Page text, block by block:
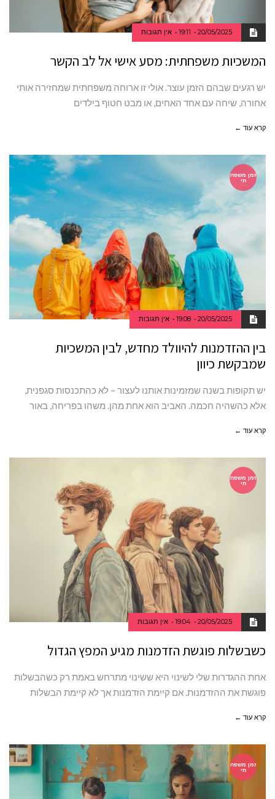
20/05/2025
19:11 אין תגובות
המשכיות משפחתית: מסע אישי אל לב הקשר
יש רגעים שבהם הזמן עוצר. אולי זו ארוחה משפחתית שמחזירה אותי
אחורה, שיחה עם אחד האחים, או מבט חטוף בילדים
קרא עוד ←
זמן משפח
תי
20/05/2025
19:08 אין תגובות
בין ההזדמנות להיוולד מחדש, לבין המשכיות
שמבקשת כיוון
יש תקופות בשנה שמזמינות אותנו לעצור – לא כהתכנסות סגפנית,
אלא כהשהיה חכמה. האביב הוא אחת מהן. משהו בפריחה, באור
קרא עוד ←
זמן משפח
תי
20/05/2025
19:04 אין תגובות
כשבשלות פוגשת הזדמנות מגיע המפץ הגדול
אחת ההגדרות שלי לשינוי היא ששינוי מתרחש באמת רק כשהבשלות
פוגשת את ההזדמנות. אם קיימת הזדמנות אך לא קיימת הבשלות
קרא עוד ←
זמן משפח
תי